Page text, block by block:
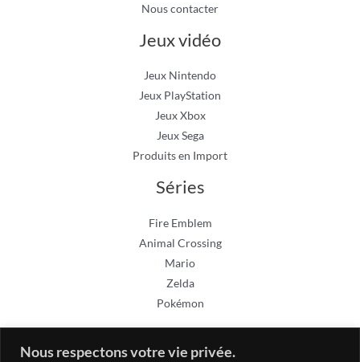
Nous respectons votre vie privée.
Nous contacter
Jeux vidéo
Jeux Nintendo
Jeux PlayStation
Jeux Xbox
Jeux Sega
Produits en Import
Séries
Fire Emblem
Animal Crossing
Mario
Zelda
Pokémon